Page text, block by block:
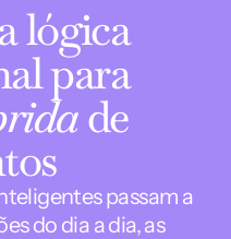
lógica
operacional para
de
passam a
do dia a dia, as